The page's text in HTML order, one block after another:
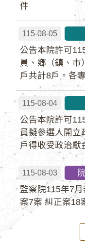
件
115-08-05
公告本院許可
員、鄉（鎮、市
戶共計8戶。各
115-08-04
公告本院許可
員擬參選人開立
戶得收受政治獻
115-08-03
監察院115年7
案7案 糾正案18